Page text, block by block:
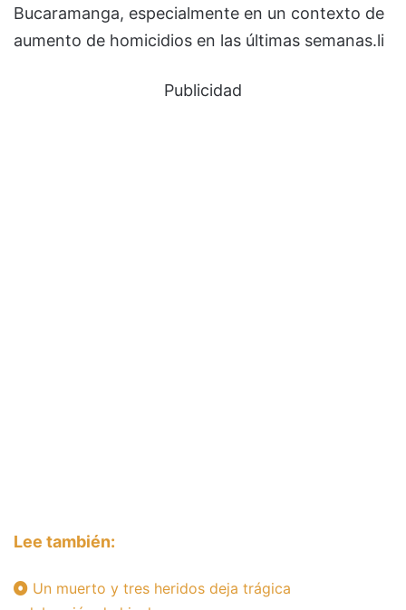
Bucaramanga, especialmente en un contexto de
aumento de homicidios en las últimas semanas.li
Publicidad
Lee también:
Un muerto y tres heridos deja trágica